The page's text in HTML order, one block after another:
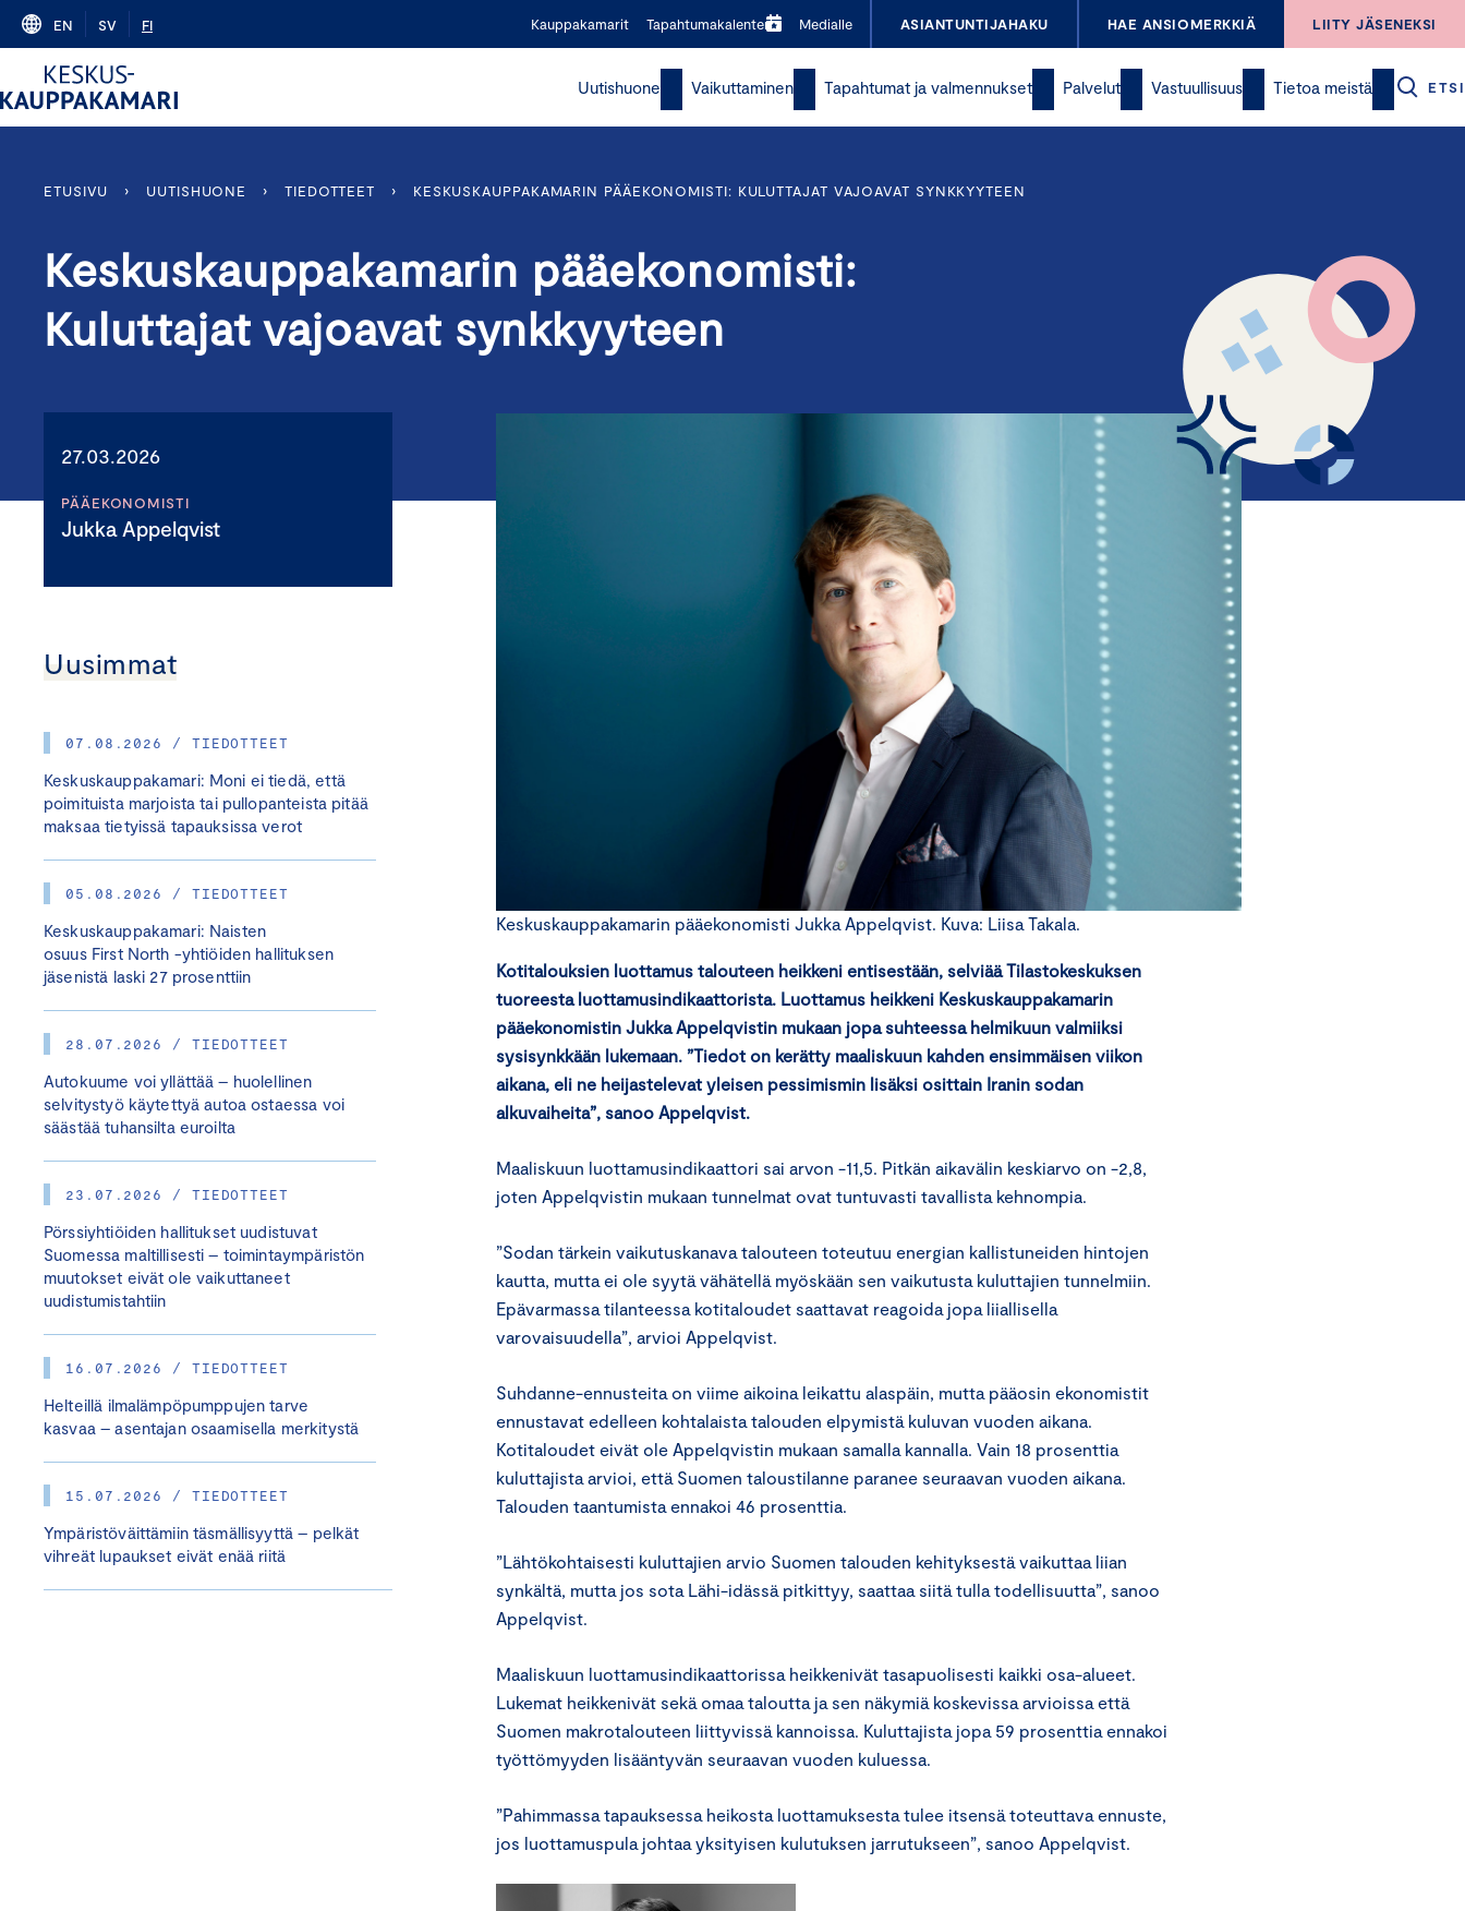
Skip
content
EN SV FI Kauppakamarit Tapahtumakalenteri Medialle ASIANTUNTIJAHAKU HAE ANSIOMERKKIÄ LIITY JÄSENEKSI
Uutishuone Vaikuttaminen Tapahtumat ja valmennukset Palvelut Vastuullisuus Tietoa meistä ETSI
ETUSIVU › UUTISHUONE › TIEDOTTEET › KESKUSKAUPPAKAMARIN PÄÄEKONOMISTI: KULUTTAJAT VAJOAVAT SYNKKYYTEEN
Keskuskauppakamarin pääekonomisti:
Kuluttajat vajoavat synkkyyteen
27.03.2026
PÄÄEKONOMISTI
Jukka Appelqvist
Uusimmat
07.08.2026 / TIEDOTTEET
Keskuskauppakamari: Moni ei tiedä, että
poimituista marjoista tai pullopanteista pitää
maksaa tietyissä tapauksissa verot
05.08.2026 / TIEDOTTEET
Keskuskauppakamari: Naisten
osuus First North -yhtiöiden hallituksen
jäsenistä laski 27 prosenttiin
28.07.2026 / TIEDOTTEET
Autokuume voi yllättää – huolellinen
selvitystyö käytettyä autoa ostaessa voi
säästää tuhansilta euroilta
23.07.2026 / TIEDOTTEET
Pörssiyhtiöiden hallitukset uudistuvat
Suomessa maltillisesti – toimintaympäristön
muutokset eivät ole vaikuttaneet
uudistumistahtiin
16.07.2026 / TIEDOTTEET
Helteillä ilmalämpöpumppujen tarve
kasvaa – asentajan osaamisella merkitystä
15.07.2026 / TIEDOTTEET
Ympäristöväittämiin täsmällisyyttä – pelkät
vihreät lupaukset eivät enää riitä
Keskuskauppakamarin pääekonomisti Jukka Appelqvist. Kuva: Liisa Takala.
Kotitalouksien luottamus talouteen heikkeni entisestään, selviää Tilastokeskuksen
tuoreesta luottamusindikaattorista. Luottamus heikkeni Keskuskauppakamarin
pääekonomistin Jukka Appelqvistin mukaan jopa suhteessa helmikuun valmiiksi
sysisynkkään lukemaan. ”Tiedot on kerätty maaliskuun kahden ensimmäisen viikon
aikana, eli ne heijastelevat yleisen pessimismin lisäksi osittain Iranin sodan
alkuvaiheita”, sanoo Appelqvist.
Maaliskuun luottamusindikaattori sai arvon -11,5. Pitkän aikavälin keskiarvo on -2,8,
joten Appelqvistin mukaan tunnelmat ovat tuntuvasti tavallista kehnompia.
”Sodan tärkein vaikutuskanava talouteen toteutuu energian kallistuneiden hintojen
kautta, mutta ei ole syytä vähätellä myöskään sen vaikutusta kuluttajien tunnelmiin.
Epävarmassa tilanteessa kotitaloudet saattavat reagoida jopa liiallisella
varovaisuudella”, arvioi Appelqvist.
Suhdanne-ennusteita on viime aikoina leikattu alaspäin, mutta pääosin ekonomistit
ennustavat edelleen kohtalaista talouden elpymistä kuluvan vuoden aikana.
Kotitaloudet eivät ole Appelqvistin mukaan samalla kannalla. Vain 18 prosenttia
kuluttajista arvioi, että Suomen taloustilanne paranee seuraavan vuoden aikana.
Talouden taantumista ennakoi 46 prosenttia.
”Lähtökohtaisesti kuluttajien arvio Suomen talouden kehityksestä vaikuttaa liian
synkältä, mutta jos sota Lähi-idässä pitkittyy, saattaa siitä tulla todellisuutta”, sanoo
Appelqvist.
Maaliskuun luottamusindikaattorissa heikkenivät tasapuolisesti kaikki osa-alueet.
Lukemat heikkenivät sekä omaa taloutta ja sen näkymiä koskevissa arvioissa että
Suomen makrotalouteen liittyvissä kannoissa. Kuluttajista jopa 59 prosenttia ennakoi
työttömyyden lisääntyvän seuraavan vuoden kuluessa.
”Pahimmassa tapauksessa heikosta luottamuksesta tulee itsensä toteuttava ennuste,
jos luottamuspula johtaa yksityisen kulutuksen jarrutukseen”, sanoo Appelqvist.